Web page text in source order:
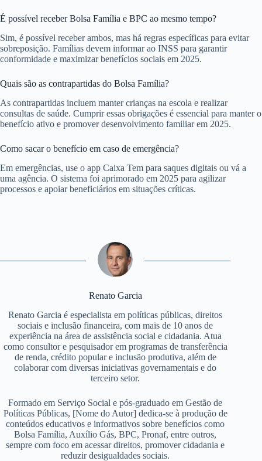
É possível receber Bolsa Família e BPC ao mesmo tempo?
Sim, é possível receber ambos, mas há regras específicas para evitar
sobreposição. Famílias devem informar ao INSS para garantir
conformidade e maximizar benefícios sociais em 2025.
Quais são as contrapartidas do Bolsa Família?
As contrapartidas incluem manter crianças na escola e realizar
consultas de saúde. Cumprir essas obrigações é essencial para manter o
benefício ativo e promover desenvolvimento familiar em 2025.
Como sacar o benefício em caso de emergência?
Em emergências, use o app Caixa Tem para saques digitais ou vá a
uma agência. O sistema foi aprimorado em 2025 para agilizar
processos e apoiar beneficiários em situações críticas.
Renato Garcia
Renato Garcia é especialista em políticas públicas, direitos
sociais e inclusão financeira, com mais de 10 anos de
experiência na área de assistência social e cidadania. Atua
como consultor e pesquisador em programas de transferência
de renda, crédito popular e inclusão produtiva, além de
colaborar com diversas iniciativas governamentais e do
terceiro setor.
Formado em Serviço Social e pós-graduado em Gestão de
Políticas Públicas, [Nome do Autor] dedica-se à produção de
conteúdos educativos e informativos sobre benefícios como
Bolsa Família, Auxílio Gás, BPC, Pronaf, entre outros,
sempre com foco em acessar direitos, promover cidadania e
reduzir desigualdades sociais.